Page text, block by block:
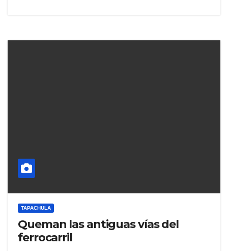
TAPACHULA
Queman las antiguas vías del
ferrocarril